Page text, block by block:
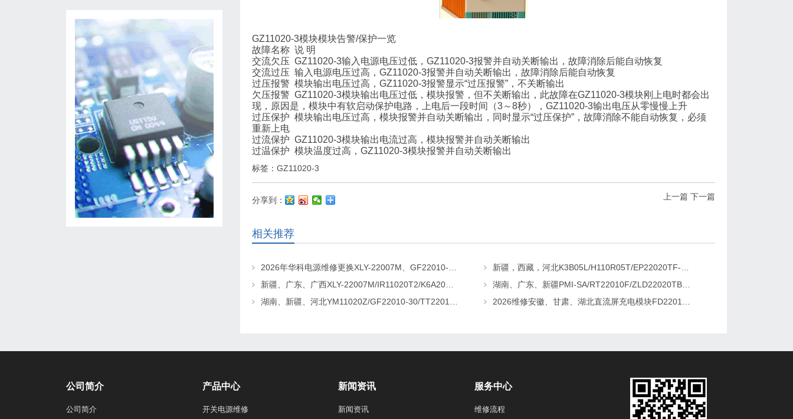
GZ11020-3模块模块告警/保护一览
故障名称 说 明
交流欠压 GZ11020-3输入电源电压过低，GZ11020-3报警并自动关断输出，故障消除后能自动恢复
交流过压 输入电源电压过高，GZ11020-3报警并自动关断输出，故障消除后能自动恢复
过压报警 模块输出电压过高，GZ11020-3报警显示“过压报警”，不关断输出
欠压报警 GZ11020-3模块输出电压过低，模块报警，但不关断输出，此故障在GZ11020-3模块刚上电时都会出
现，原因是，模块中有软启动保护电路，上电后一段时间（3～8秒），GZ11020-3输出电压从零慢慢上升
过压保护 模块输出电压过高，模块报警并自动关断输出，同时显示“过压保护”，故障消除不能自动恢复，必须
重新上电
过流保护 GZ11020-3模块输出电流过高，模块报警并自动关断输出
过温保护 模块温度过高，GZ11020-3模块报警并自动关断输出
标签： GZ11020-3
上一篇 下一篇
分享到：
相关推荐
湖南、广东、新疆PMI-SA/RT22010F/ZLD22020TB电源模块维修更换
公司简介
公司简介
产品中心
开关电源维修
新闻资讯
新闻资讯
服务中心
维修流程